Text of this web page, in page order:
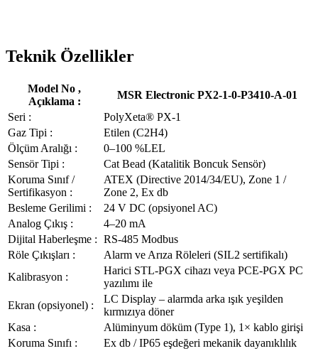
Teknik Özellikler
Model No ,
Açıklama :
MSR Electronic PX2-1-0-P3410-A-01
Seri :
PolyXeta® PX-1
Gaz Tipi :
Etilen (C2H4)
Ölçüm Aralığı :
0–100 %LEL
Sensör Tipi :
Cat Bead (Katalitik Boncuk Sensör)
Koruma Sınıf /
Sertifikasyon :
ATEX (Directive 2014/34/EU), Zone 1 /
Zone 2, Ex db
Besleme Gerilimi :
24 V DC (opsiyonel AC)
Analog Çıkış :
4–20 mA
Dijital Haberleşme : RS-485 Modbus
Röle Çıkışları :
Alarm ve Arıza Röleleri (SIL2 sertifikalı)
Kalibrasyon :
Harici STL-PGX cihazı veya PCE-PGX PC
yazılımı ile
Ekran (opsiyonel) :
LC Display – alarmda arka ışık yeşilden
kırmızıya döner
Kasa :
Alüminyum döküm (Type 1), 1× kablo girişi
Koruma Sınıfı :
Ex db / IP65 eşdeğeri mekanik dayanıklılık